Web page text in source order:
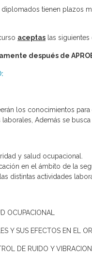
tienen plazos
aceptas las
después de
los conocimientos
Además se
y salud ocupacional.
en el ámbito de la
distintas actividades
OCUPACIONAL
Y SUS EFECTOS EN EL
DE RUIDO Y